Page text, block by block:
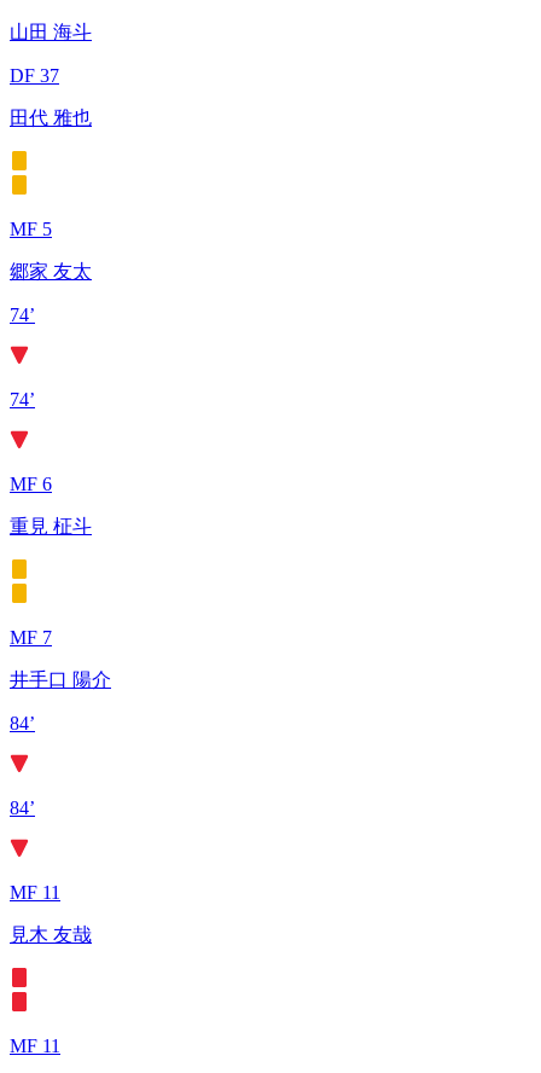
山田 海斗
DF 37
田代 雅也
MF 5
郷家 友太
74’
74’
MF 6
重見 柾斗
MF 7
井手口 陽介
84’
84’
MF 11
見木 友哉
MF 11